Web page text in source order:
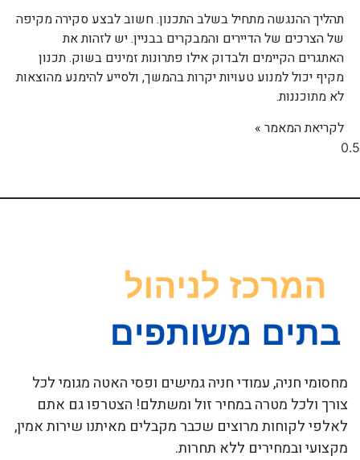
תהליך ההנגשה מתחיל בשלב התכנון. חשוב לבצע סקירה מקיפה
של הצרכים של הדיירים והמבקרים בבניין. יש לזהות את
האתגרים הקיימים ולבדוק אילו פתרונות זמינים בשוק. תכנון
מקיף יכול למנוע טעויות יקרות בהמשך, ולסייע להימנע מהוצאות
לא מתוכננות.
לקריאת המאמר »
מחסומי חניה, עמודי חניה גמישים ופסי האטה מגומי לכל
צורך ולכל מטרה במחיר זול ומשתלם! הצטרפו גם אתם
לאלפי לקוחות מרוצים שכבר מקבלים מאיתנו שירות אמין,
מקצועי ובמחירים ללא תחרות.